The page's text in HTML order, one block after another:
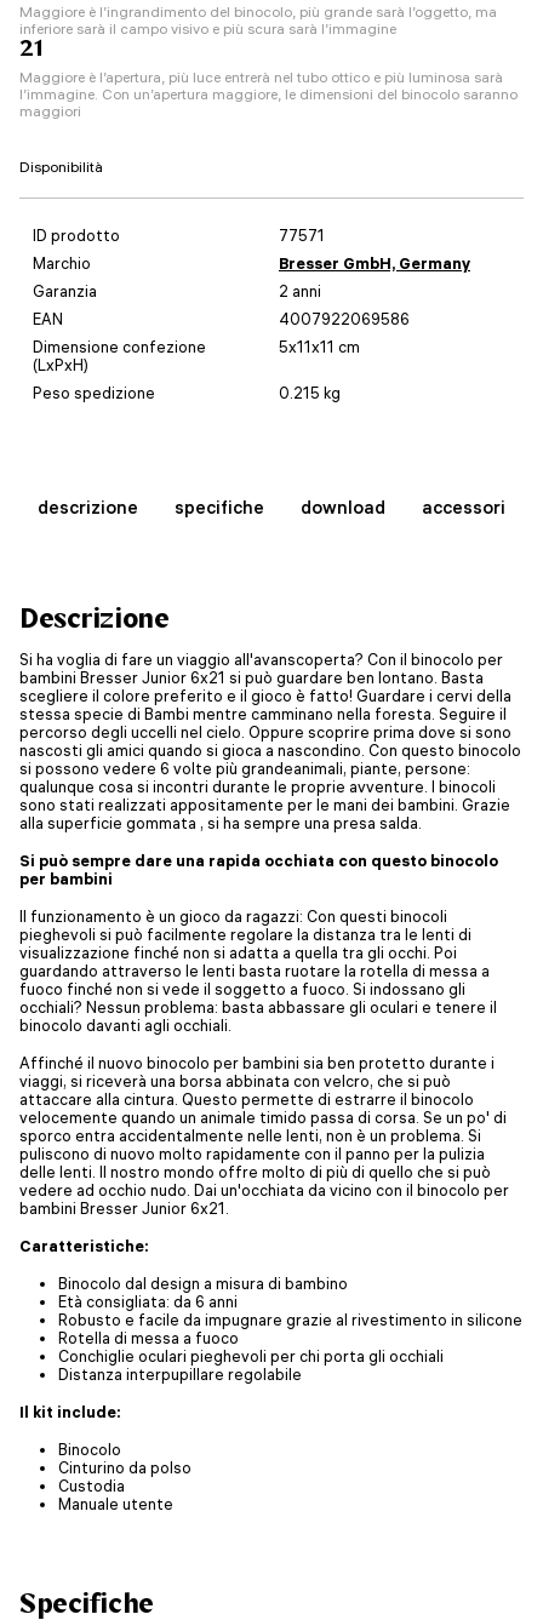
Maggiore è l’ingrandimento del binocolo, più grande sarà l’oggetto, ma
inferiore sarà il campo visivo e più scura sarà l’immagine
21
Maggiore è l’apertura, più luce entrerà nel tubo ottico e più luminosa sarà
l’immagine. Con un’apertura maggiore, le dimensioni del binocolo saranno
maggiori
Disponibilità
ID prodotto
77571
Marchio
Bresser GmbH, Germany
Garanzia
2 anni
EAN
4007922069586
Dimensione confezione
(LxPxH)
5x11x11 cm
Peso spedizione 0.215 kg
descrizione specifiche download accessori
Descrizione
Si ha voglia di fare un viaggio all'avanscoperta? Con il binocolo per
bambini Bresser Junior 6x21 si può guardare ben lontano. Basta
scegliere il colore preferito e il gioco è fatto! Guardare i cervi della
stessa specie di Bambi mentre camminano nella foresta. Seguire il
percorso degli uccelli nel cielo. Oppure scoprire prima dove si sono
nascosti gli amici quando si gioca a nascondino. Con questo binocolo
si possono vedere 6 volte più grandeanimali, piante, persone:
qualunque cosa si incontri durante le proprie avventure. I binocoli
sono stati realizzati appositamente per le mani dei bambini. Grazie
alla superficie gommata , si ha sempre una presa salda.
Si può sempre dare una rapida occhiata con questo binocolo
per bambini
Il funzionamento è un gioco da ragazzi: Con questi binocoli
pieghevoli si può facilmente regolare la distanza tra le lenti di
visualizzazione finché non si adatta a quella tra gli occhi. Poi
guardando attraverso le lenti basta ruotare la rotella di messa a
fuoco finché non si vede il soggetto a fuoco. Si indossano gli
occhiali? Nessun problema: basta abbassare gli oculari e tenere il
binocolo davanti agli occhiali.
Affinché il nuovo binocolo per bambini sia ben protetto durante i
viaggi, si riceverà una borsa abbinata con velcro, che si può
attaccare alla cintura. Questo permette di estrarre il binocolo
velocemente quando un animale timido passa di corsa. Se un po' di
sporco entra accidentalmente nelle lenti, non è un problema. Si
puliscono di nuovo molto rapidamente con il panno per la pulizia
delle lenti. Il nostro mondo offre molto di più di quello che si può
vedere ad occhio nudo. Dai un'occhiata da vicino con il binocolo per
bambini Bresser Junior 6x21.
Caratteristiche:
Binocolo dal design a misura di bambino
Età consigliata: da 6 anni
Robusto e facile da impugnare grazie al rivestimento in silicone
Rotella di messa a fuoco
Conchiglie oculari pieghevoli per chi porta gli occhiali
Distanza interpupillare regolabile
Il kit include:
Binocolo
Cinturino da polso
Custodia
Manuale utente
Specifiche